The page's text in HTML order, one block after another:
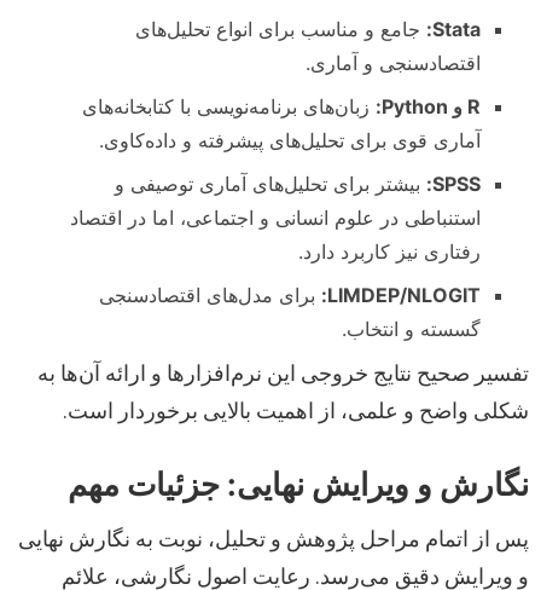
Stata: جامع و مناسب برای انواع تحلیل‌های
اقتصادسنجی و آماری.
R و Python:
زبان‌های برنامه‌نویسی با کتابخانه‌های
آماری قوی برای تحلیل‌های پیشرفته و داده‌کاوی.
SPSS: بیشتر برای تحلیل‌های آماری توصیفی و
استنباطی در علوم انسانی و اجتماعی، اما در اقتصاد
رفتاری نیز کاربرد دارد.
LIMDEP/NLOGIT: برای مدل‌های اقتصادسنجی
گسسته و انتخاب.
تفسیر صحیح نتایج خروجی این نرم‌افزارها و ارائه آن‌ها به
شکلی واضح و علمی، از اهمیت بالایی برخوردار است.
نگارش و ویرایش نهایی: جزئیات مهم
پس از اتمام مراحل پژوهش و تحلیل، نوبت به نگارش نهایی
و ویرایش دقیق می‌رسد. رعایت اصول نگارشی، علائم